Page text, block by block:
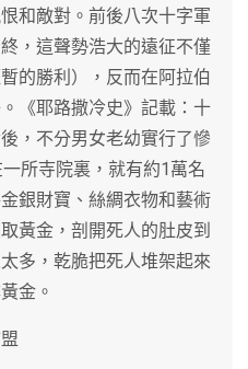
和敵對。前後八次十字軍
，這聲勢浩大的遠征不僅
的勝利），反而在阿拉伯
《耶路撒冷史》記載：十
，不分男女老幼實行了慘
所寺院裏，就有約1萬名
銀財寶、絲綢衣物和藝術
黃金，剖開死人的肚皮到
多，乾脆把死人堆架起來
金。